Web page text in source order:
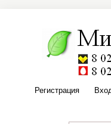
Регистрация